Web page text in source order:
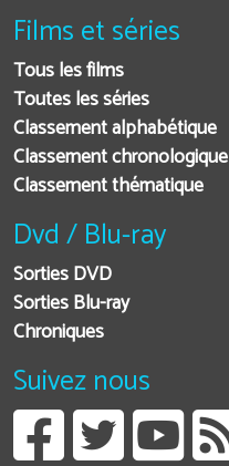
Films et séries
Tous les films
Toutes les séries
Classement alphabétique
Classement chronologique
Classement thématique
Dvd / Blu-ray
Sorties DVD
Sorties Blu-ray
Chroniques
Suivez nous